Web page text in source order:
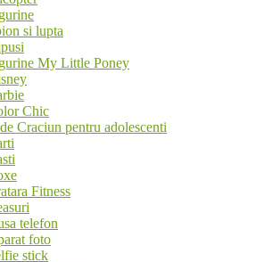
si lupta
My Little Poney
Chic
Craciun pentru adolescenti
Fitness
telefon
foto
stick